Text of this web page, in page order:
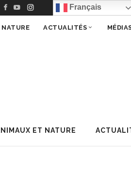
Français
ET NATURE
ACTUALITÉS